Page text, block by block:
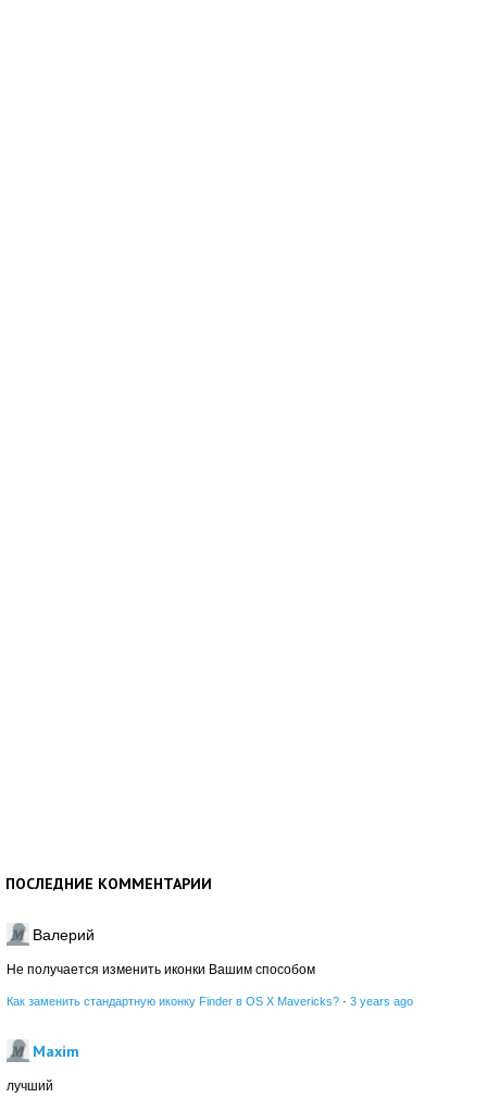
ПОСЛЕДНИЕ КОММЕНТАРИИ
Валерий
Не получается изменить иконки Вашим способом
Как заменить стандартную иконку Finder в OS X Mavericks? · 3 years ago
Maxim
лучший